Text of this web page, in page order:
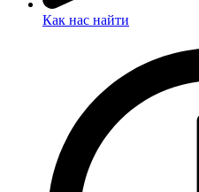
Как нас найти